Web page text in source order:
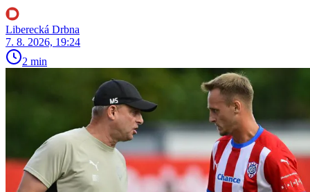
Liberecká Drbna
7. 8. 2026, 19:24
2 min